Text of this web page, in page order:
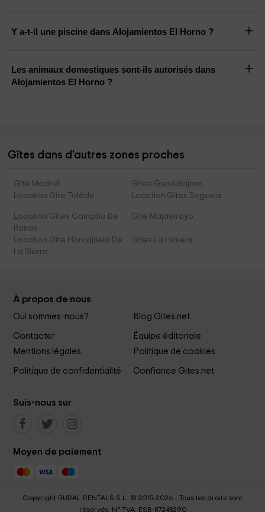
Y a-t-il une piscine dans Alojamientos El Horno ?
Les animaux domestiques sont-ils autorisés dans
Alojamientos El Horno ?
Gîtes dans d'autres zones proches
Gîte Madrid
Gîtes Guadalajara
Location Gîte Tolède
Location Gîtes Segovia
Location Gîtes Campillo De
Ranas
Gîte Majaelrayo
Location Gîte Horcajuelo De
La Sierra
Gîtes La Hiruela
À propos de nous
Qui sommes-nous? Blog Gites.net
Contacter
Équipe éditoriale
Mentions légales
Politique de cookies
Politique de confidentialité Confiance Gites.net
Suis-nous sur
Moyen de paiement
Copyright RURAL RENTALS S.L. © 2015-2026 - Tous les droits sont
réservés. N° TVA: ESB-87248290